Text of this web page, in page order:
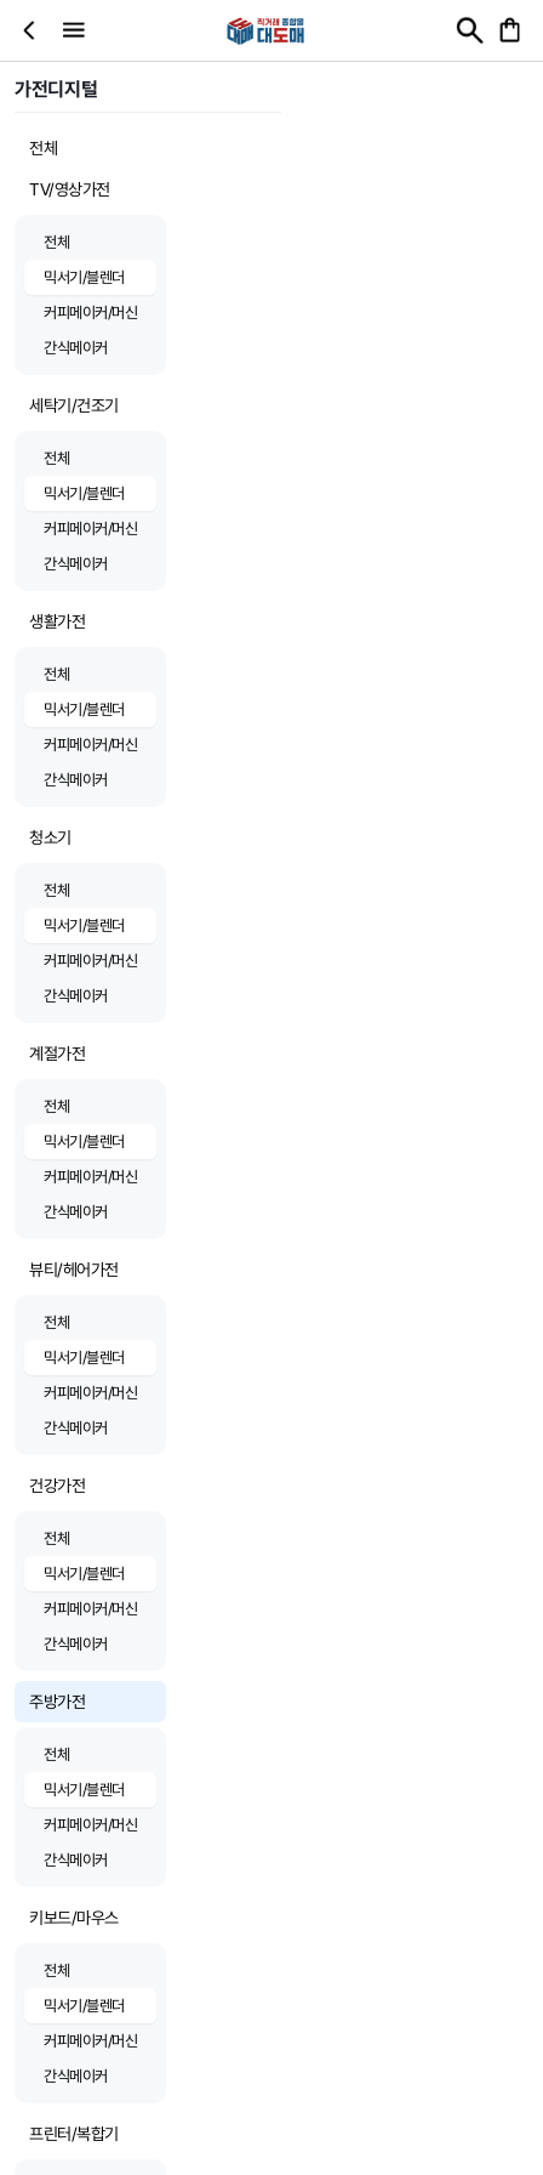
가전디지털
전체
TV/영상가전
전체
믹서기/블렌더
커피메이커/머신
간식메이커
세탁기/건조기
전체
믹서기/블렌더
커피메이커/머신
간식메이커
생활가전
전체
믹서기/블렌더
커피메이커/머신
간식메이커
청소기
전체
믹서기/블렌더
커피메이커/머신
간식메이커
계절가전
전체
믹서기/블렌더
커피메이커/머신
간식메이커
뷰티/헤어가전
전체
믹서기/블렌더
커피메이커/머신
간식메이커
건강가전
전체
믹서기/블렌더
커피메이커/머신
간식메이커
주방가전
전체
믹서기/블렌더
커피메이커/머신
간식메이커
키보드/마우스
전체
믹서기/블렌더
커피메이커/머신
간식메이커
프린터/복합기